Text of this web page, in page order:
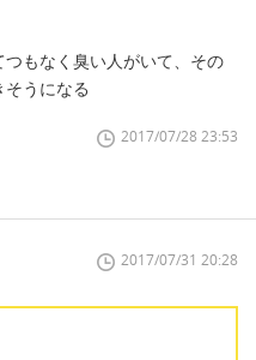
もなく臭い人がいて、その
うになる
2017/07/28 23:53
2017/07/31 20:28